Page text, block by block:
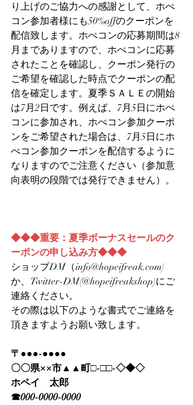
り上げのご協力への感謝として、ホぺ
コン参加者様にも50%offのクーポンを
配信致します。ホぺコンの応募期間は8
月までありますので、ホぺコンに応募
されたことを確認し、クーポン発行の
ご希望を確認した時点でクーポンの配
信を確定します。夏季ＳＡＬＥの開始
は7月2日です。例えば、7月5日にホぺ
コンに参加され、ホぺコン参加クーポ
ンをご希望された場合は、7月5日にホ
ぺコン参加クーポンを配信するように
なりますのでご注意ください（参加意
向表明の段階では発行できません）。
◆◆◆重要：夏季ボーナスセールのク
ーポンの申し込み方◆◆◆
ショップDM（info@hopeifreak.com)
か、Twitter-DM(@hopeifreakshop)にご
連絡ください。
その際は以下のような書式でご連絡を
頂きますようお願い致します。
〒●●●-●●●●
〇〇県××市▲▲町□-□□-◇◆◇
ホペイ　太郎
☎000-0000-0000